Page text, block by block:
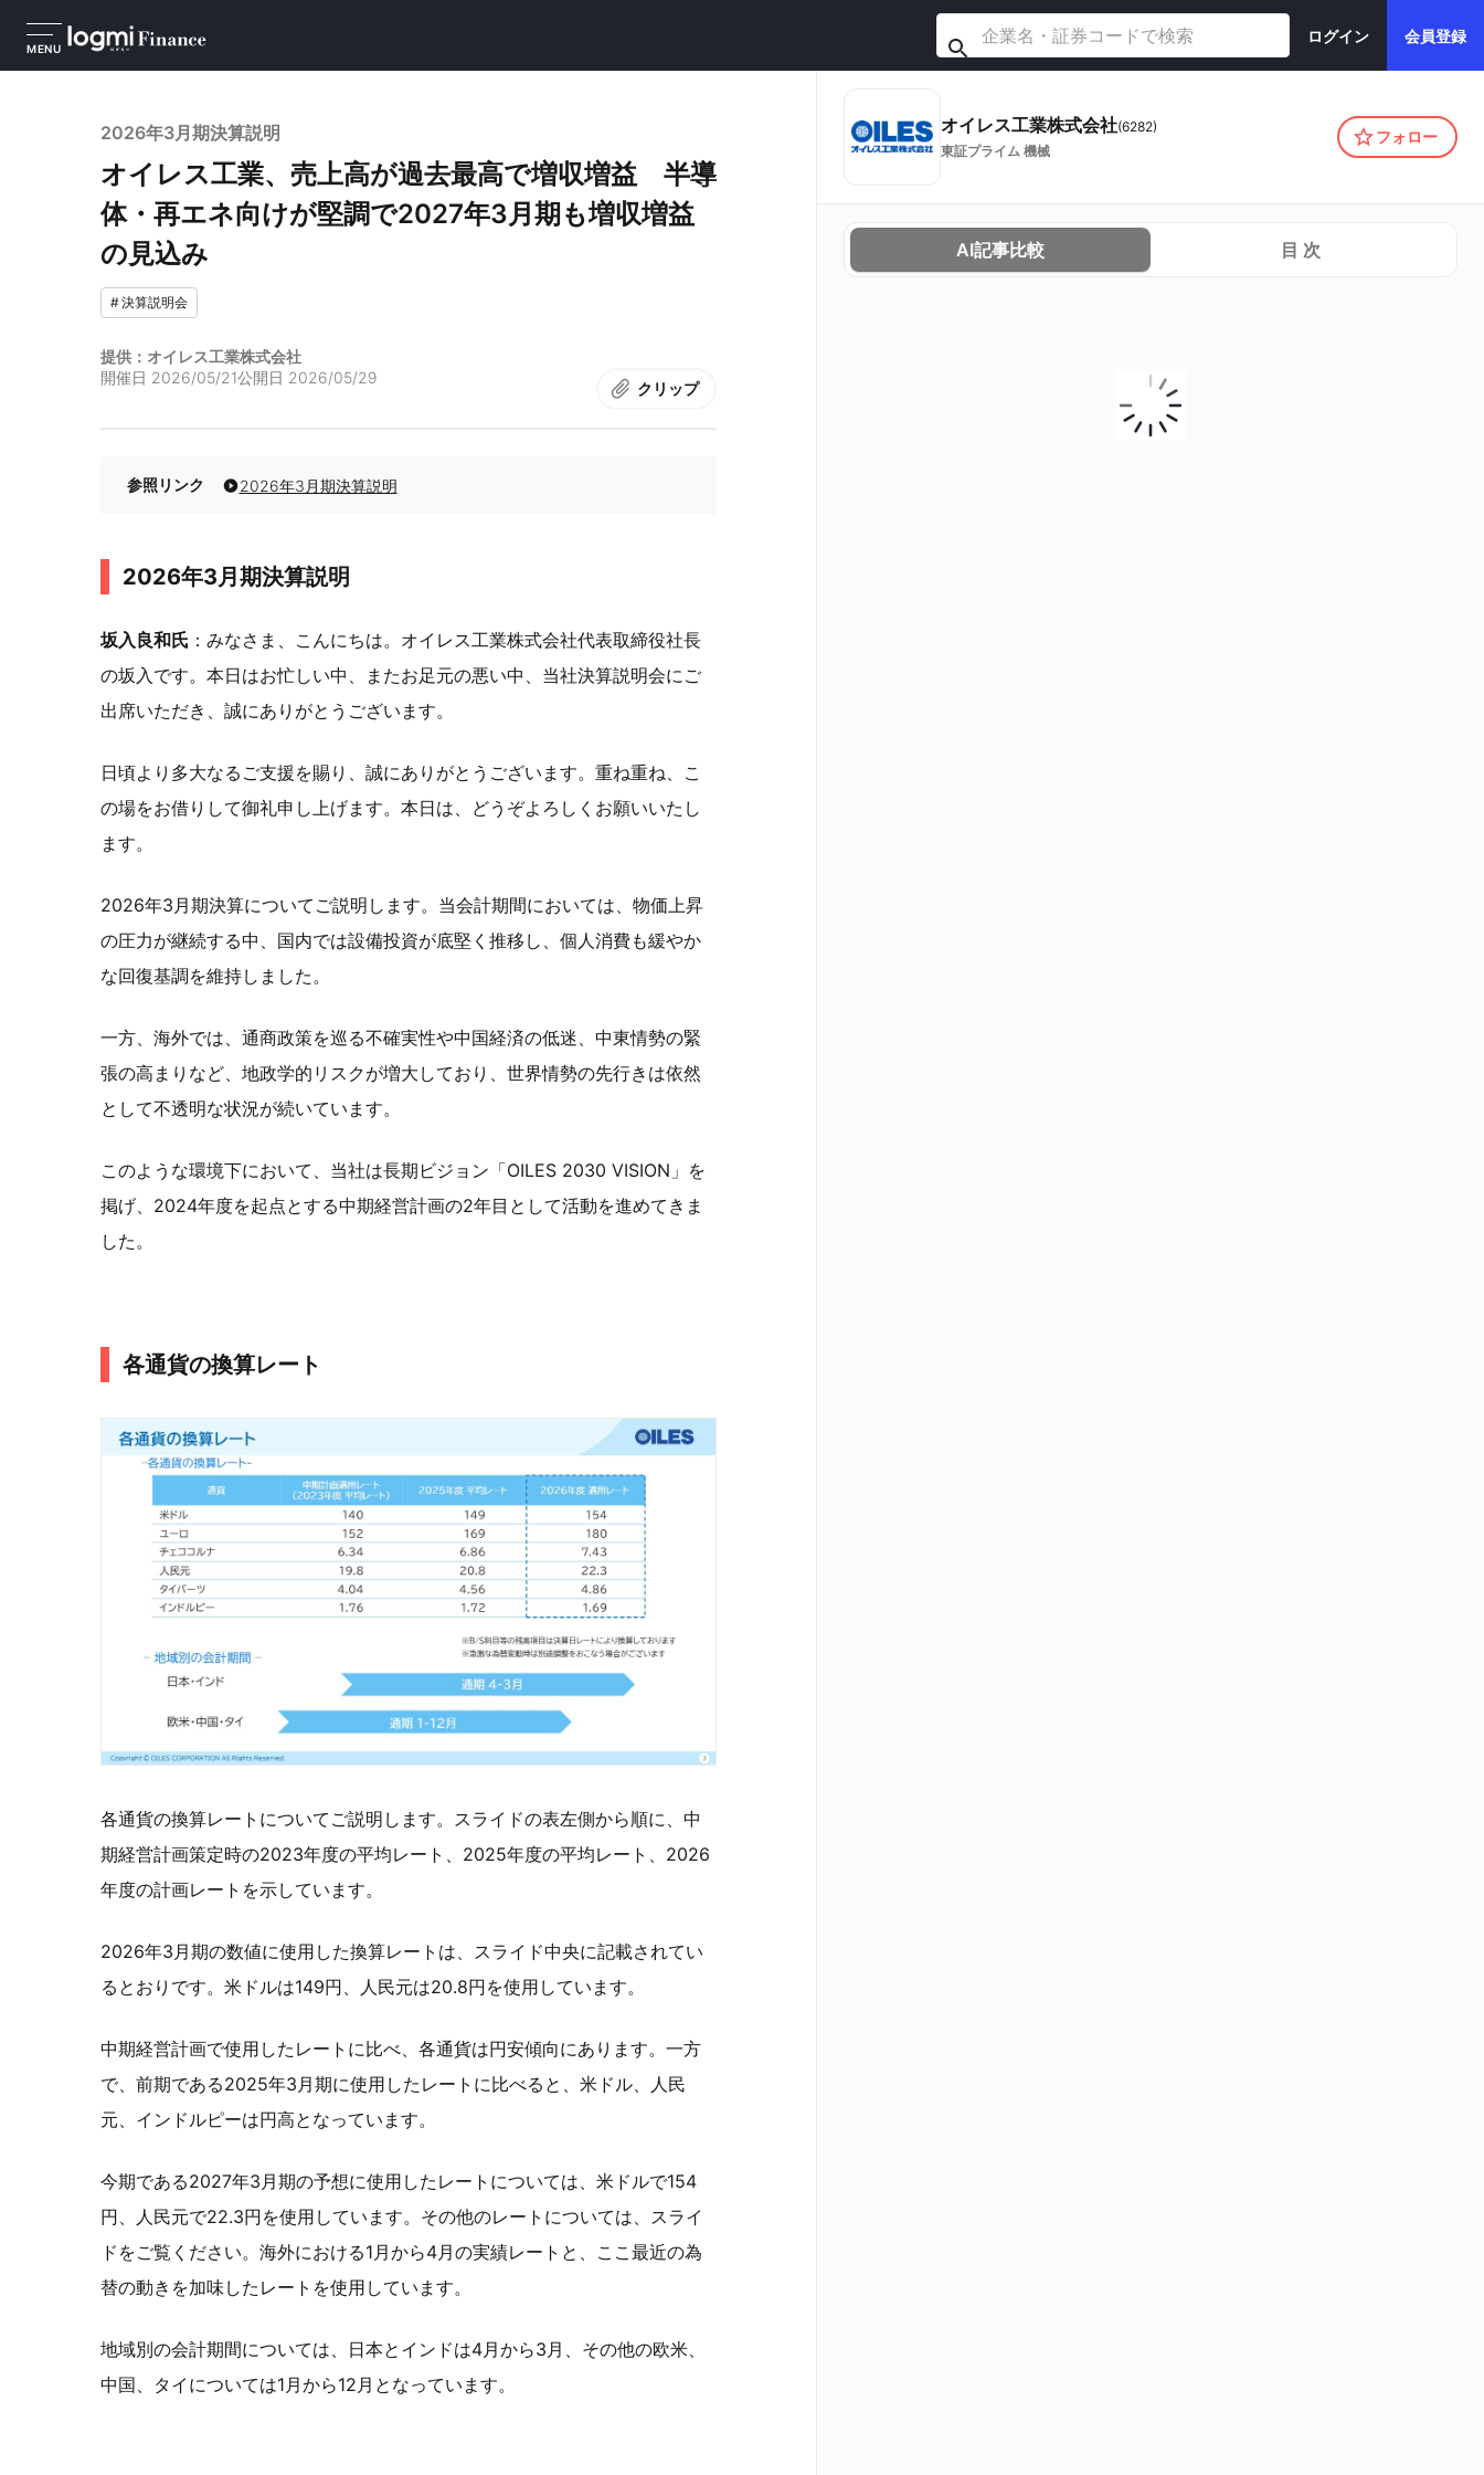
MENU
ログイン 会員登録
2026年3月期決算説明
オイレス工業、売上高が過去最高で増収増益 半導
体・再エネ向けが堅調で2027年3月期も増収増益
の見込み
#決算説明会
提供：オイレス工業株式会社
開催日 2026/05/21公開日 2026/05/29
クリップ
参照リンク 2026年3月期決算説明
2026年3月期決算説明
坂入良和氏 ：みなさま、こんにちは。オイレス工業株式会社代表取締役社長
の坂入です。本日はお忙しい中、またお足元の悪い中、当社決算説明会にご
出席いただき、誠にありがとうございます。
日頃より多大なるご支援を賜り、誠にありがとうございます。重ね重ね、こ
の場をお借りして御礼申し上げます。本日は、どうぞよろしくお願いいたし
ます。
2026年3月期決算についてご説明します。当会計期間においては、物価上昇
の圧力が継続する中、国内では設備投資が底堅く推移し、個人消費も緩やか
な回復基調を維持しました。
一方、海外では、通商政策を巡る不確実性や中国経済の低迷、中東情勢の緊
張の高まりなど、地政学的リスクが増大しており、世界情勢の先行きは依然
として不透明な状況が続いています。
このような環境下において、当社は長期ビジョン「OILES 2030 VISION」を
掲げ、2024年度を起点とする中期経営計画の2年目として活動を進めてきま
した。
各通貨の換算レート
各通貨の換算レートについてご説明します。スライドの表左側から順に、中
期経営計画策定時の2023年度の平均レート、2025年度の平均レート、2026
年度の計画レートを示しています。
2026年3月期の数値に使用した換算レートは、スライド中央に記載されてい
るとおりです。米ドルは149円、人民元は20.8円を使用しています。
中期経営計画で使用したレートに比べ、各通貨は円安傾向にあります。一方
で、前期である2025年3月期に使用したレートに比べると、米ドル、人民
元、インドルピーは円高となっています。
今期である2027年3月期の予想に使用したレートについては、米ドルで154
円、人民元で22.3円を使用しています。その他のレートについては、スライ
ドをご覧ください。海外における1月から4月の実績レートと、ここ最近の為
替の動きを加味したレートを使用しています。
地域別の会計期間については、日本とインドは4月から3月、その他の欧米、
中国、タイについては1月から12月となっています。
オイレス工業株式会社(6282)
東証プライム 機械
フォロー
AI記事比較 目 次